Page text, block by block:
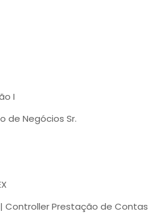
I
de Negócios Sr.
Controller Prestação de Contas